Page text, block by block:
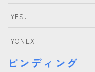
YES.
YONEX
ビンディング